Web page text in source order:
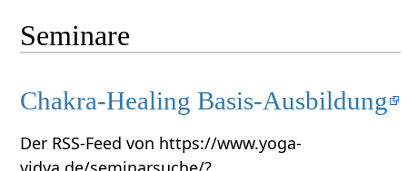
Seminare
Chakra-Healing Basis-Ausbildung
Der RSS-Feed von https://www.yoga-